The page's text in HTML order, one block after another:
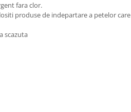
fara clor.
produse de indepartare a petelor care
scazuta